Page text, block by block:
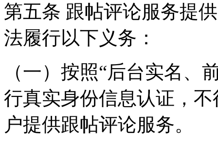
第五条 跟帖评论服务提
法履行以下义务：
（一）按照“后台实名、
行真实身份信息认证，
户提供跟帖评论服务。